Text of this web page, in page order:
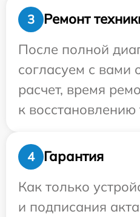
3
Ремонт
После полной
согласуем с вами
расчет, время
к восстановлению
4
Гарантия
Как только
и подписания